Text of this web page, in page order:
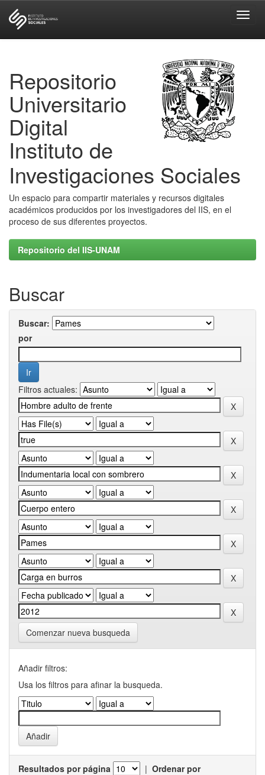
Repositorio
Universitario
Digital
Instituto de
Investigaciones Sociales
Un espacio para compartir materiales y recursos digitales
académicos producidos por los investigadores del IIS, en el
proceso de sus diferentes proyectos.
Repositorio del IIS-UNAM
Buscar
Buscar:
por
Filtros actuales:
Comenzar nueva busqueda
Añadir filtros:
Usa los filtros para afinar la busqueda.
Resultados por página | Ordenar por